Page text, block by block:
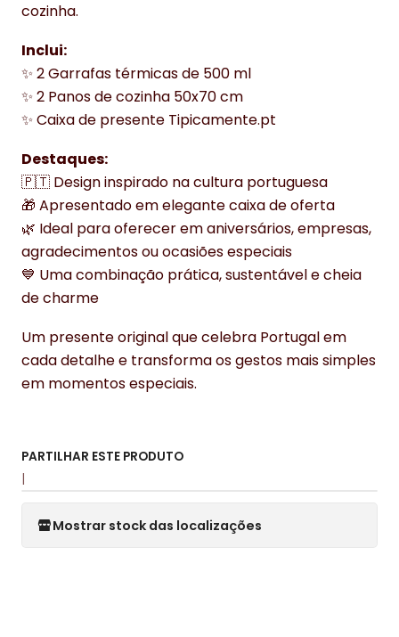
cozinha.
Inclui:
✨ 2 Garrafas térmicas de 500 ml
✨ 2 Panos de cozinha 50x70 cm
✨ Caixa de presente Tipicamente.pt
Destaques:
🇵🇹 Design inspirado na cultura portuguesa
🎁 Apresentado em elegante caixa de oferta
🌿 Ideal para oferecer em aniversários, empresas,
agradecimentos ou ocasiões especiais
💙 Uma combinação prática, sustentável e cheia
de charme
Um presente original que celebra Portugal em
cada detalhe e transforma os gestos mais simples
em momentos especiais.
PARTILHAR ESTE PRODUTO
Mostrar stock das localizações